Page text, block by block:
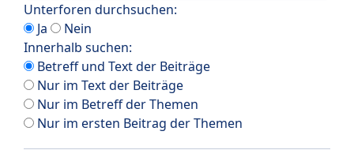
Unterforen durchsuchen:
Ja
Nein
Innerhalb suchen:
Betreff und Text der Beiträge
Nur im Text der Beiträge
Nur im Betreff der Themen
Nur im ersten Beitrag der Themen